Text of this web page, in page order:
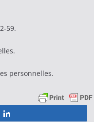
59.
personnelles.